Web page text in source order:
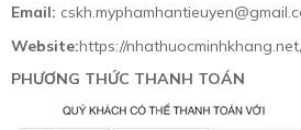
Email:
Website:https://
PHƯƠNG THỨC THANH TOÁN